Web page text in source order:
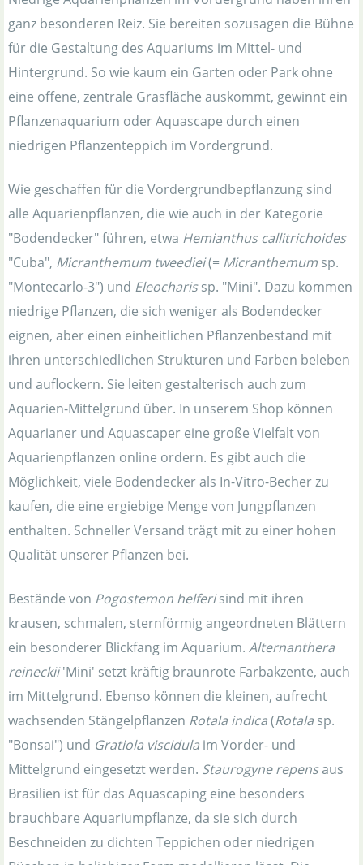
ganz besonderen Reiz. Sie bereiten sozusagen die Bühne
für die Gestaltung des Aquariums im Mittel- und
Hintergrund. So wie kaum ein Garten oder Park ohne
eine offene, zentrale Grasfläche auskommt, gewinnt ein
Pflanzenaquarium oder Aquascape durch einen
niedrigen Pflanzenteppich im Vordergrund.
Wie geschaffen für die Vordergrundbepflanzung sind
alle Aquarienpflanzen, die wie auch in der Kategorie
"Bodendecker" führen, etwa Hemianthus callitrichoides
"Cuba", Micranthemum tweediei(= Micranthemum sp.
"Montecarlo-3") und Eleocharissp. "Mini". Dazu kommen
niedrige Pflanzen, die sich weniger als Bodendecker
eignen, aber einen einheitlichen Pflanzenbestand mit
ihren unterschiedlichen Strukturen und Farben beleben
und auflockern. Sie leiten gestalterisch auch zum
Aquarien-Mittelgrund über. In unserem Shop können
Aquarianer und Aquascaper eine große Vielfalt von
Aquarienpflanzen online ordern. Es gibt auch die
Möglichkeit, viele Bodendecker als In-Vitro-Becher zu
kaufen, die eine ergiebige Menge von Jungpflanzen
enthalten. Schneller Versand trägt mit zu einer hohen
Qualität unserer Pflanzen bei.
Bestände von Pogostemon helferisind mit ihren
krausen, schmalen, sternförmig angeordneten Blättern
ein besonderer Blickfang im Aquarium. Alternanthera
reineckii'Mini' setzt kräftig braunrote Farbakzente, auch
im Mittelgrund. Ebenso können die kleinen, aufrecht
wachsenden Stängelpflanzen Rotala indica(Rotala sp.
"Bonsai") und Gratiola viscidula im Vorder- und
Mittelgrund eingesetzt werden. Staurogyne repensaus
Brasilien ist für das Aquascaping eine besonders
brauchbare Aquariumpflanze, da sie sich durch
Beschneiden zu dichten Teppichen oder niedrigen